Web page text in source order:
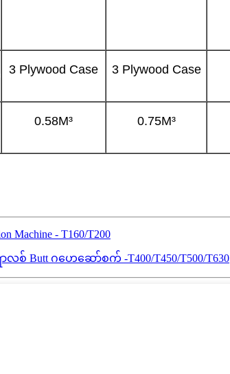
3 Plywood Case 3 Plywood Case
0.58M³ 0.75M³
Machine - T160/T200
စ် Butt ဂဟေဆော်စက် -T400/T450/T500/T630